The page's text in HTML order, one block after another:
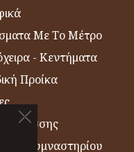
Με Το Μέτρο
- Κεντήματα
Προίκα
Θαλάσσης
Γυμναστηρίου